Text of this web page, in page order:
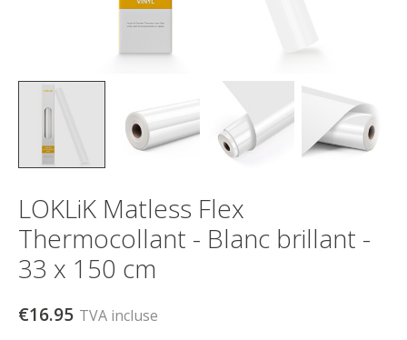
LOKLiK Matless Flex
Thermocollant - Blanc brillant -
33 x 150 cm
€16.95 TVA incluse